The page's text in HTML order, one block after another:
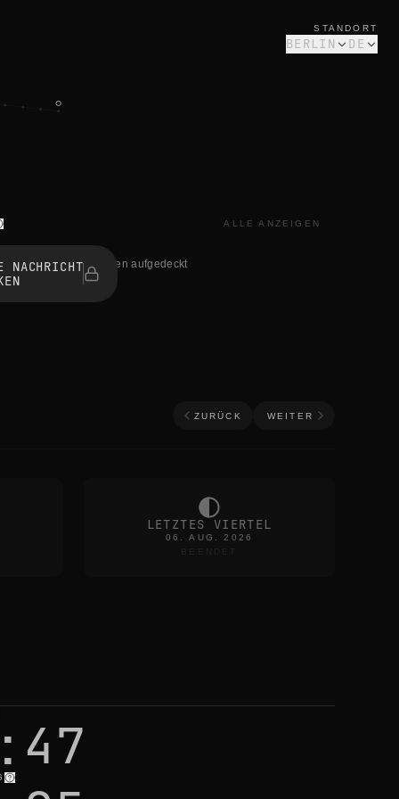
STANDORT
BERLIN DE
ALLE ANZEIGEN
NACHRICHT
0 haben aufgedeckt
ZURÜCK WEITER
LETZTES VIERTEL
06. AUG. 2026